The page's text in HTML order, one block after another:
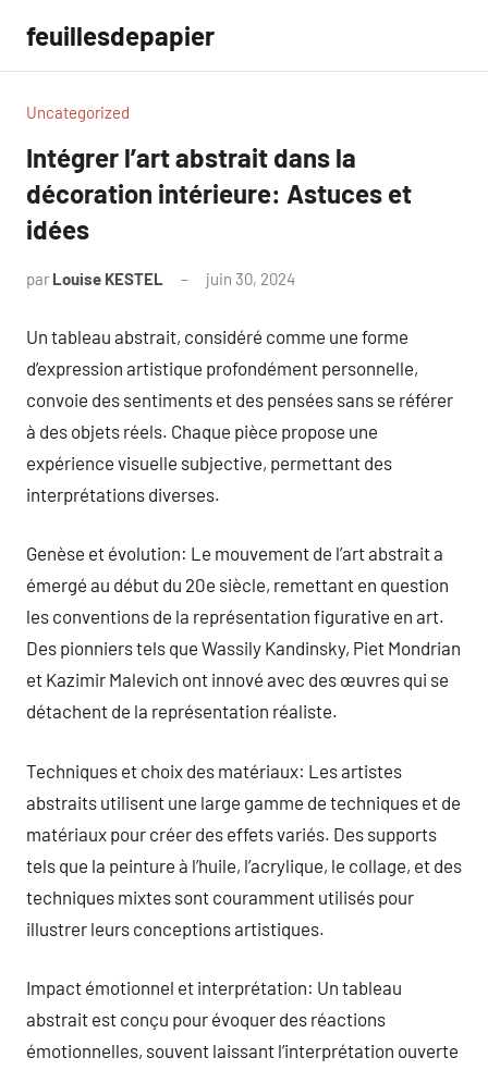
contenu
feuillesdepapier
Uncategorized
Intégrer l’art abstrait dans la
décoration intérieure: Astuces et
idées
par Louise KESTEL juin 30, 2024
Un tableau abstrait, considéré comme une forme
d’expression artistique profondément personnelle,
convoie des sentiments et des pensées sans se référer
à des objets réels. Chaque pièce propose une
expérience visuelle subjective, permettant des
interprétations diverses.
Genèse et évolution: Le mouvement de l’art abstrait a
émergé au début du 20e siècle, remettant en question
les conventions de la représentation figurative en art.
Des pionniers tels que Wassily Kandinsky, Piet Mondrian
et Kazimir Malevich ont innové avec des œuvres qui se
détachent de la représentation réaliste.
Techniques et choix des matériaux: Les artistes
abstraits utilisent une large gamme de techniques et de
matériaux pour créer des effets variés. Des supports
tels que la peinture à l’huile, l’acrylique, le collage, et des
techniques mixtes sont couramment utilisés pour
illustrer leurs conceptions artistiques.
Impact émotionnel et interprétation: Un tableau
abstrait est conçu pour évoquer des réactions
émotionnelles, souvent laissant l’interprétation ouverte